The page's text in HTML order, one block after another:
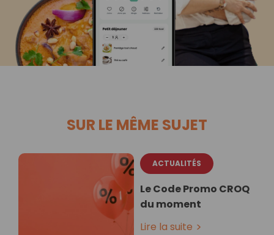
SUR LE MÊME SUJET
ACTUALITÉS
Le Code Promo CROQ
du moment
Lire la suite